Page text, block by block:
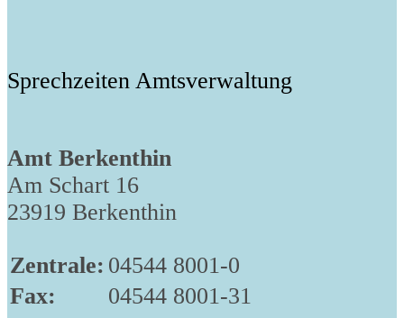
Sprechzeiten Amtsverwaltung
Amt Berkenthin
Am Schart 16
23919 Berkenthin
Zentrale: 04544 8001-0
Fax:
04544 8001-31